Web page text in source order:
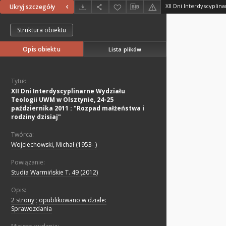
Ukryj szczegóły
Struktura obiektu
Opis obiektu Lista plików
Tytuł:
XII Dni Interdyscyplinarne Wydziału
Teologii UWM w Olsztynie, 24-25
października 2011 : "Rozpad małżeństwa i
rodziny dzisiaj"
Twórca:
Wojciechowski, Michał (1953- )
Powiązanie:
Studia Warmińskie T. 49 (2012)
Opis:
2 strony ; opublikowano w dziale:
Sprawozdania